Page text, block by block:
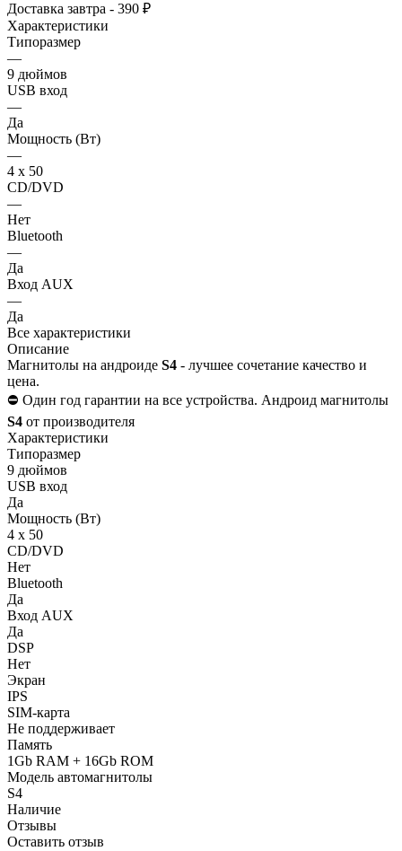
Доставка завтра - 390 ₽
Характеристики
Типоразмер
—
9 дюймов
USB вход
—
Да
Мощность (Вт)
—
4 х 50
CD/DVD
—
Нет
Bluetooth
—
Да
Вход AUX
—
Да
Все характеристики
Описание
Магнитолы на андроиде S4 - лучшее сочетание качество и
цена.
⛔️ Один год гарантии на все устройства. Андроид магнитолы
S4 от производителя
Характеристики
Типоразмер
9 дюймов
USB вход
Да
Мощность (Вт)
4 х 50
CD/DVD
Нет
Bluetooth
Да
Вход AUX
Да
DSP
Нет
Экран
IPS
SIM-карта
Не поддерживает
Память
1Gb RAM + 16Gb ROM
Модель автомагнитолы
S4
Наличие
Отзывы
Оставить отзыв